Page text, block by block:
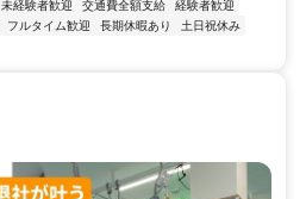
未経験者歓迎 交通費全額支給
経験者歓迎
フルタイム歓迎 長期休暇あり
土日祝休み